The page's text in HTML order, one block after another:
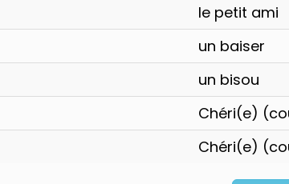
le petit ami
un baiser
un bisou
Chéri(e)
Chéri(e)
Votre guide de conversation en coréen
Vous êtes libre de recevoir
conversation pour se débrouiller en
de voyager sereinement en ayant